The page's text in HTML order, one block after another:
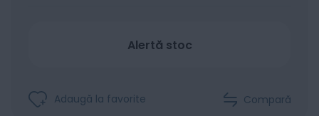
Alertă stoc
Adaugă la favorite Compară